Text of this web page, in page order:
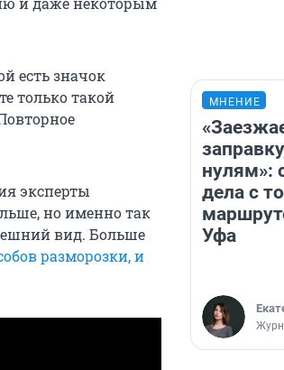
есть значок
только такой
эксперты
но именно так
вид. Больше
разморозки, и
МНЕНИЕ
нулям»:
дела с
Уфа